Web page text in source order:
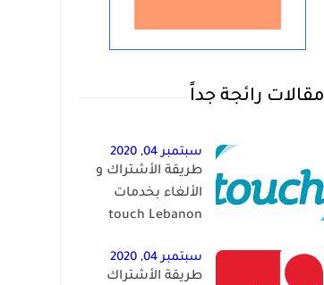
مقالات رائجة جداً
سبتمبر 04, 2020
طريقة الأشتراك و
الألغاء بخدمات
touch Lebanon
سبتمبر 04, 2020
طريقة الأشتراك